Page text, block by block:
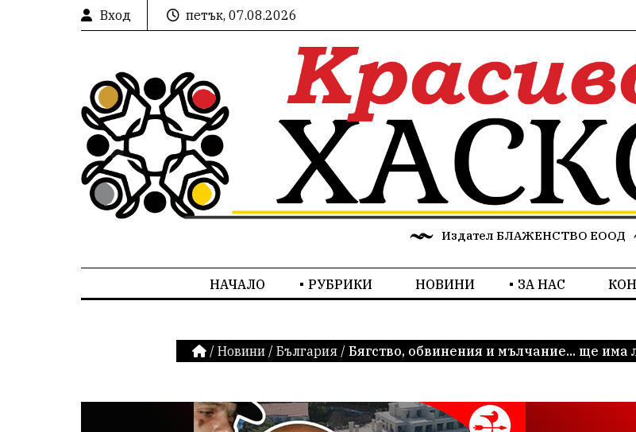
Вход петък, 07.08.2026
Издател БЛАЖЕНСТВО ЕООД
НАЧАЛО РУБРИКИ НОВИНИ ЗА НАС
/ Новини / България / Бягство, обвинения и мълчание... ще има